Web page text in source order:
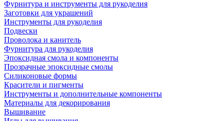
Фурнитура и инструменты для рукоделия
Заготовки для украшений
Инструменты для рукоделия
Подвески
Проволока и канитель
Фурнитура для рукоделия
Эпоксидная смола и компоненты
Прозрачные эпоксидные смолы
Силиконовые формы
Красители и пигменты
Инструменты и дополнительные компоненты
Материалы для декорирования
Вышивание